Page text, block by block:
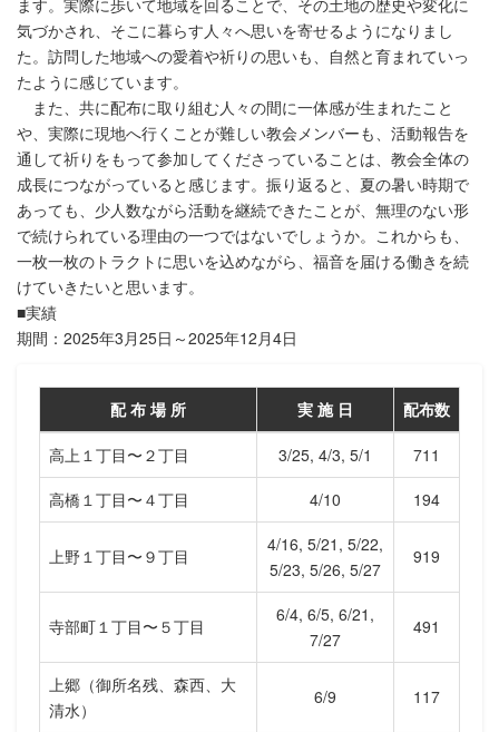
ます。実際に歩いて地域を回ることで、その土地の歴史や変化に
気づかされ、そこに暮らす人々へ思いを寄せるようになりまし
た。訪問した地域への愛着や祈りの思いも、自然と育まれていっ
たように感じています。
また、共に配布に取り組む人々の間に一体感が生まれたこと
や、実際に現地へ行くことが難しい教会メンバーも、活動報告を
通して祈りをもって参加してくださっていることは、教会全体の
成長につながっていると感じます。振り返ると、夏の暑い時期で
あっても、少人数ながら活動を継続できたことが、無理のない形
で続けられている理由の一つではないでしょうか。これからも、
一枚一枚のトラクトに思いを込めながら、福音を届ける働きを続
けていきたいと思います。
■実績
期間：2025年3月25日～2025年12月4日
配 布 場 所 実 施 日 配布数
高上１丁目〜２丁目 3/25, 4/3, 5/1
711
高橋１丁目〜４丁目
4/10 194
上野１丁目〜９丁目
4/16, 5/21, 5/22,
5/23, 5/26, 5/27
919
寺部町１丁目〜５丁目
6/4, 6/5, 6/21,
7/27
491
上郷（御所名残、森西、大
清水）
6/9 117